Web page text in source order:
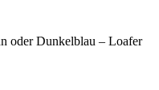
oder Dunkelblau – Loafer